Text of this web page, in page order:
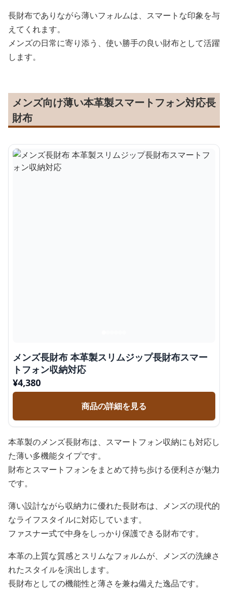
長財布でありながら薄いフォルムは、スマートな印象を与
えてくれます。
メンズの日常に寄り添う、使い勝手の良い財布として活躍
します。
メンズ向け薄い本革製スマートフォン対応長
財布
メンズ長財布 本革製スリムジップ長財布スマー
トフォン収納対応
¥4,380
商品の詳細を見る
本革製のメンズ長財布は、スマートフォン収納にも対応し
た薄い多機能タイプです。
財布とスマートフォンをまとめて持ち歩ける便利さが魅力
です。
薄い設計ながら収納力に優れた長財布は、メンズの現代的
なライフスタイルに対応しています。
ファスナー式で中身をしっかり保護できる財布です。
本革の上質な質感とスリムなフォルムが、メンズの洗練さ
れたスタイルを演出します。
長財布としての機能性と薄さを兼ね備えた逸品です。